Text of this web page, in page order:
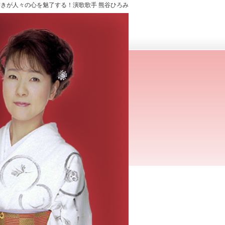
が人々の心を魅了する！演歌歌手 熊谷ひろみ